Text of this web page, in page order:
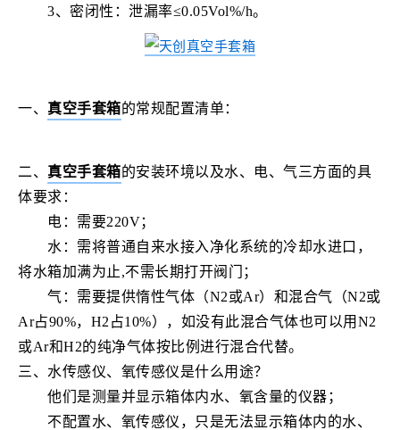
3、密闭性：泄漏率≤0.05Vol%/h。
一、 真空手套箱的常规配置清单：
二、 真空手套箱的安装环境以及水、电、气三方面的具
体要求：
电：需要220V；
水：需将普通自来水接入净化系统的冷却水进口，
将水箱加满为止,不需长期打开阀门；
气：需要提供惰性气体（N2或Ar）和混合气（N2或
Ar占90%，H2占10%），如没有此混合气体也可以用N2
或Ar和H2的纯净气体按比例进行混合代替。
三、水传感仪、氧传感仪是什么用途？
他们是测量并显示箱体内水、氧含量的仪器；
不配置水、氧传感仪，只是无法显示箱体内的水、